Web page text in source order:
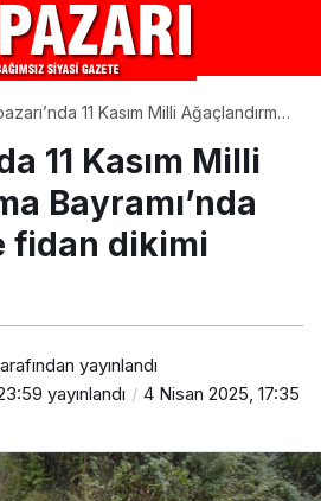
11 Kasım Milli Ağaçlandırma
11 Kasım Milli
Bayramı’nda
fidan dikimi
yayınlandı
yayınlandı
4 Nisan 2025, 17:35